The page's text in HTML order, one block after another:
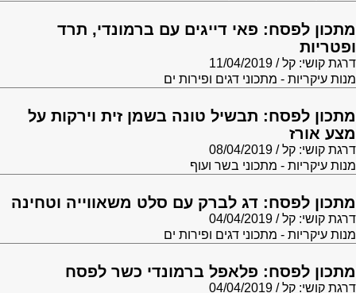
מתכון לפסח: פאי דייגים עם ברמונדי, תרד
ופטריות
דרגת קושי: קל
11/04/2019
מנות עיקריות - מתכוני דגים ופירות ים
מתכון לפסח: תבשיל טונה בשמן זית וירקות על
מצע אורז
דרגת קושי: קל
08/04/2019
מנות עיקריות - מתכוני בשר ועוף
מתכון לפסח: דג לברק עם סלט משאווייה וטחינה
דרגת קושי: קל
04/04/2019
מנות עיקריות - מתכוני דגים ופירות ים
מתכון לפסח: פלאפל ברמונדי כשר לפסח
דרגת קושי: קל
04/04/2019